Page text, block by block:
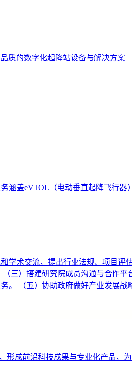
质的数字化起降站设备与解决方案
涵盖eVTOL（电动垂直起降飞行
学术交流，提出行业法规、项目
三）搭建研究院成员沟通与合作
。 （五）协助政府做好产业发展
形成前沿科技成果与专业化产品，